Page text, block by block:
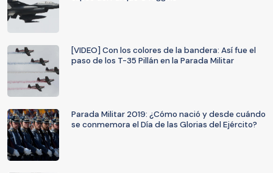
[VIDEO] Con los colores de la bandera: Así fue el
paso de los T-35 Pillán en la Parada Militar
Parada Militar 2019: ¿Cómo nació y desde cuándo
se conmemora el Día de las Glorias del Ejército?